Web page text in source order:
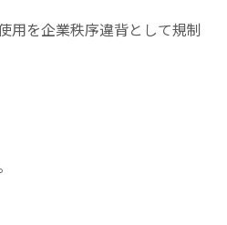
用を企業秩序違背として規制